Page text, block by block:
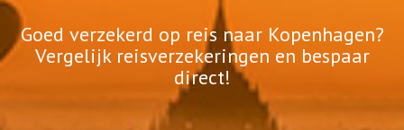
Goed verzekerd op reis naar Kopenhagen?
Vergelijk reisverzekeringen en bespaar
direct!